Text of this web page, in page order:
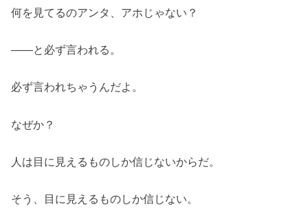
何を見てるのアンタ、アホじゃない？
――と必ず言われる。
必ず言われちゃうんだよ。
なぜか？
人は目に見えるものしか信じないからだ。
そう、目に見えるものしか信じない。